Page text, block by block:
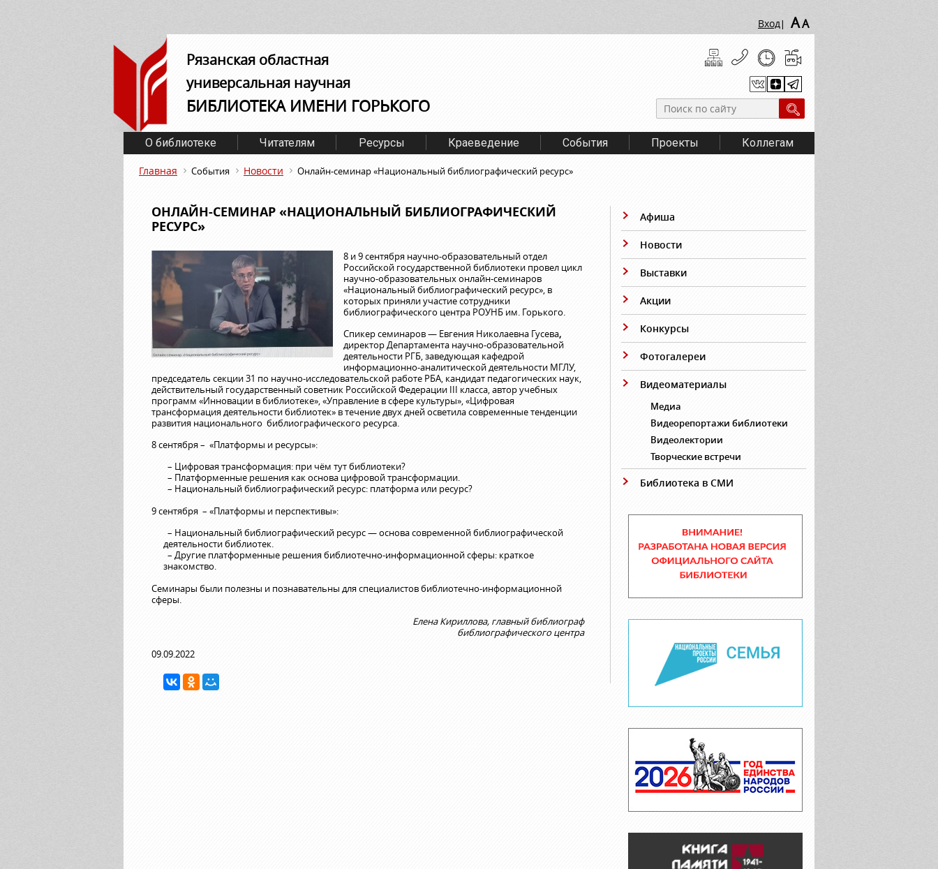
Вход| AA
Рязанская областная
универсальная научная
БИБЛИОТЕКА ИМЕНИ ГОРЬКОГО
О библиотеке Читателям Ресурсы Краеведение События Проекты Коллегам
Главная События Новости Онлайн-семинар «Национальный библиографический ресурс»
ОНЛАЙН-СЕМИНАР «НАЦИОНАЛЬНЫЙ БИБЛИОГРАФИЧЕСКИЙ
РЕСУРС»
8 и 9 сентября научно-образовательный отдел
Российской государственной библиотеки провел цикл
научно-образовательных онлайн-семинаров
«Национальный библиографический ресурс», в
которых приняли участие сотрудники
библиографического центра РОУНБ им. Горького.
Спикер семинаров — Евгения Николаевна Гусева,
директор Департамента научно-образовательной
деятельности РГБ, заведующая кафедрой
информационно-аналитической деятельности МГЛУ,
председатель секции 31 по научно-исследовательской работе РБА, кандидат педагогических наук,
действительный государственный советник Российской Федерации III класса, автор учебных
программ «Инновации в библиотеке», «Управление в сфере культуры», «Цифровая
трансформация деятельности библиотек» в течение двух дней осветила современные тенденции
развития национального библиографического ресурса.
8 сентября – «Платформы и ресурсы»:
– Цифровая трансформация: при чём тут библиотеки?
– Платформенные решения как основа цифровой трансформации.
– Национальный библиографический ресурс: платформа или ресурс?
9 сентября – «Платформы и перспективы»:
– Национальный библиографический ресурс — основа современной библиографической
деятельности библиотек.
– Другие платформенные решения библиотечно-информационной сферы: краткое
знакомство.
Семинары были полезны и познавательны для специалистов библиотечно-информационной
сферы.
Елена Кириллова, главный библиограф
библиографического центра
09.09.2022
Афиша
Новости
Выставки
Акции
Конкурсы
Фотогалереи
Видеоматериалы
Медиа
Видеорепортажи библиотеки
Видеолектории
Творческие встречи
Библиотека в СМИ